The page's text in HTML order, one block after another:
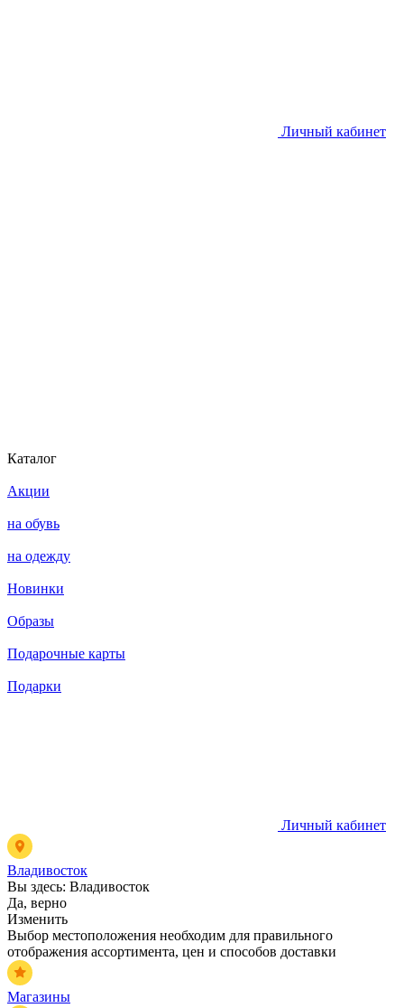
Личный кабинет
Каталог
Акции
на обувь
на одежду
Новинки
Образы
Подарочные карты
Подарки
Личный кабинет
Владивосток
Вы здесь: Владивосток
Да, верно
Изменить
Выбор местоположения необходим для правильного
отображения ассортимента, цен и способов доставки
Магазины